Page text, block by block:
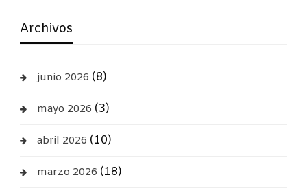
Archivos
junio 2026 (8)
mayo 2026 (3)
abril 2026 (10)
marzo 2026 (18)